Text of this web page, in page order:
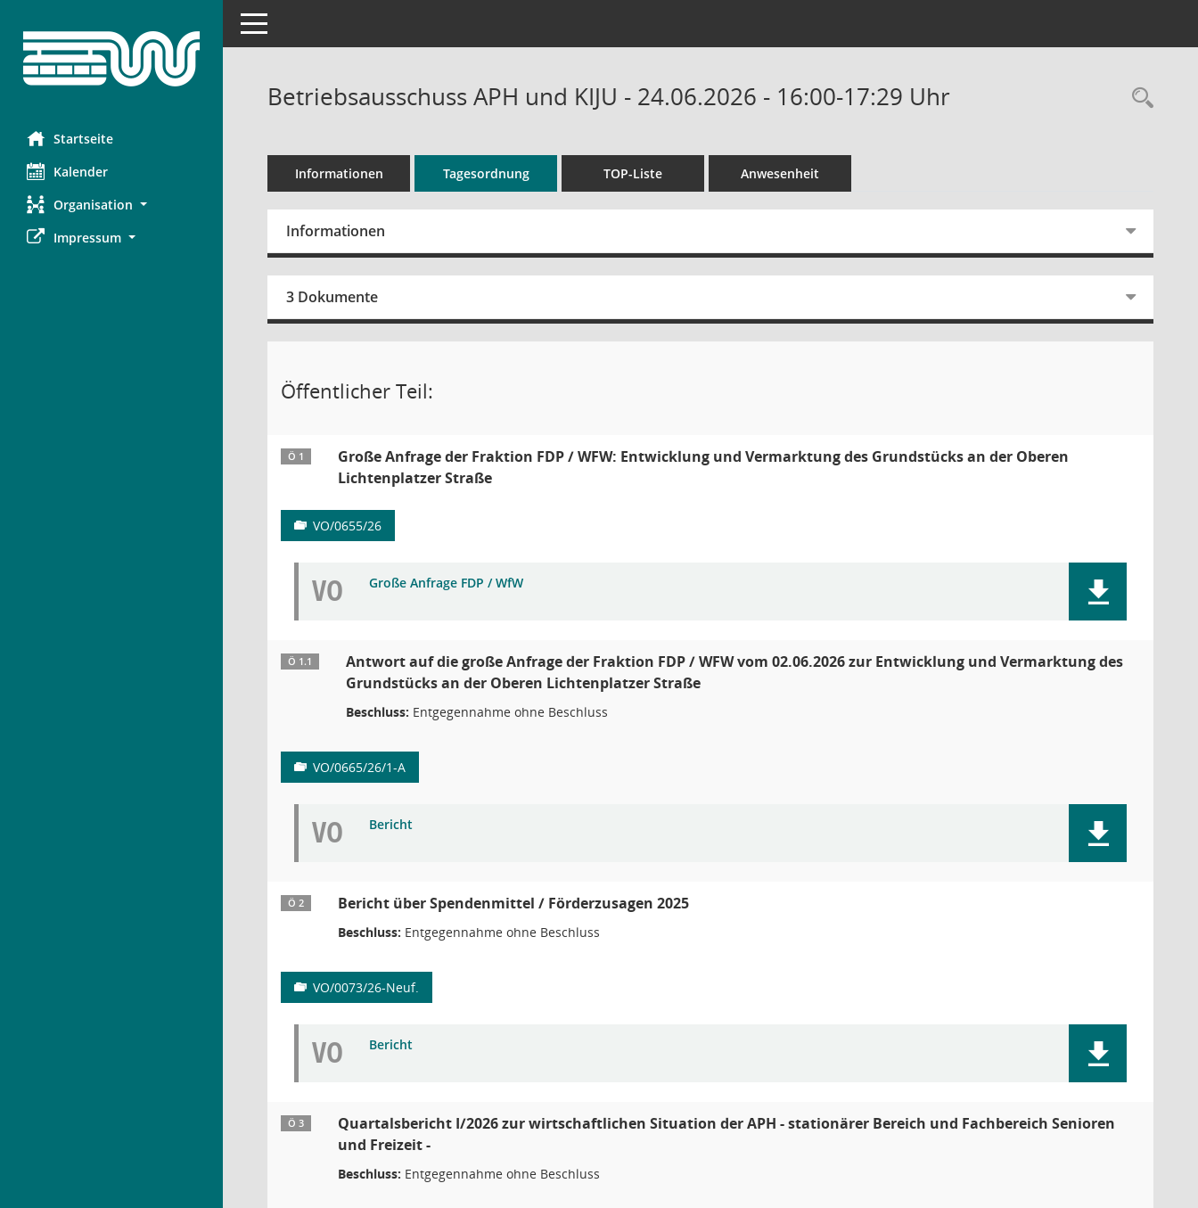
Startseite
Kalender
Organisation
Impressum
Toggle navigation
Betriebsausschuss APH und KIJU - 24.06.2026 - 16:00-17:29 Uhr
Informationen Tagesordnung TOP-Liste Anwesenheit
Informationen
3 Dokumente
Öffentlicher Teil:
Ö 1
Große Anfrage der Fraktion FDP / WFW: Entwicklung und Vermarktung des Grundstücks an der Oberen
Lichtenplatzer Straße
VO/0655/26
VO Große Anfrage FDP / WfW
Ö 1.1
Antwort auf die große Anfrage der Fraktion FDP / WFW vom 02.06.2026 zur Entwicklung und Vermarktung des
Grundstücks an der Oberen Lichtenplatzer Straße
Beschluss: Entgegennahme ohne Beschluss
VO/0665/26/1-A
VO Bericht
Ö 2 Bericht über Spendenmittel / Förderzusagen 2025
Beschluss: Entgegennahme ohne Beschluss
VO/0073/26-Neuf.
VO Bericht
Ö 3
Quartalsbericht I/2026 zur wirtschaftlichen Situation der APH - stationärer Bereich und Fachbereich Senioren
und Freizeit -
Beschluss: Entgegennahme ohne Beschluss